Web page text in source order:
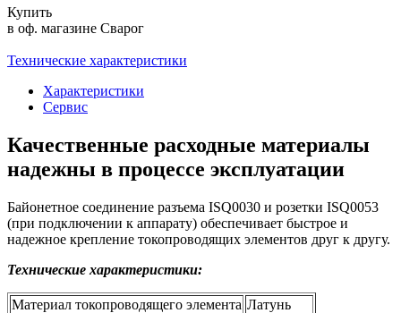
Купить
в оф. магазине Сварог
Технические характеристики
Характеристики
Сервис
Качественные расходные материалы
надежны в процессе эксплуатации
Байонетное соединение разъема ISQ0030 и розетки ISQ0053
(при подключении к аппарату) обеспечивает быстрое и
надежное крепление токопроводящих элементов друг к другу.
Технические характеристики:
Материал токопроводящего элемента Латунь